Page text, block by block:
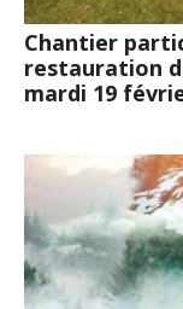
Chantier
restauration
mardi 19